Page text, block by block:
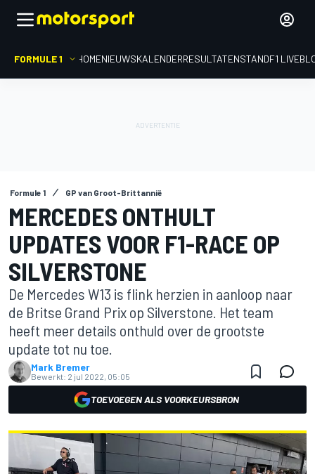
FORMULE 1 HOMENIEUWSKALENDERRESULTATENSTANDF1
Formule 1 GP van Groot-Brittannië
MERCEDES ONTHULT
UPDATES VOOR F1-RACE OP
SILVERSTONE
De Mercedes W13 is flink herzien in aanloop naar
de Britse Grand Prix op Silverstone. Het team
heeft meer details onthuld over de grootste
update tot nu toe.
Mark Bremer
Bewerkt: 2 jul 2022, 05:05
TOEVOEGEN ALS VOORKEURSBRON